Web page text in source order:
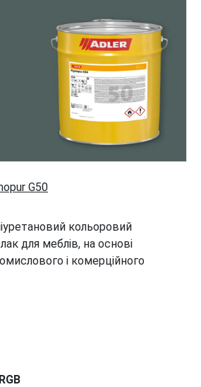
G50
кольоровий
для меблів, на основі
і комерційного